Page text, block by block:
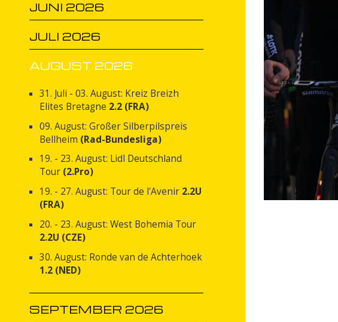
JUNI 2026
JULI 2026
AUGUST 2026
31. Juli - 03. August: Kreiz Breizh
Elites Bretagne 2.2 (FRA)
09. August: Großer Silberpilspreis
Bellheim (Rad-Bundesliga)
19. - 23. August: Lidl Deutschland
Tour (2.Pro)
19. - 27. August: Tour de l'Avenir 2.2U
(FRA)
20. - 23. August: West Bohemia Tour
2.2U (CZE)
30. August: Ronde van de Achterhoek
1.2 (NED)
SEPTEMBER 2026